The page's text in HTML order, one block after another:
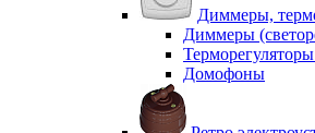
Диммеры,
Диммеры
Домофоны